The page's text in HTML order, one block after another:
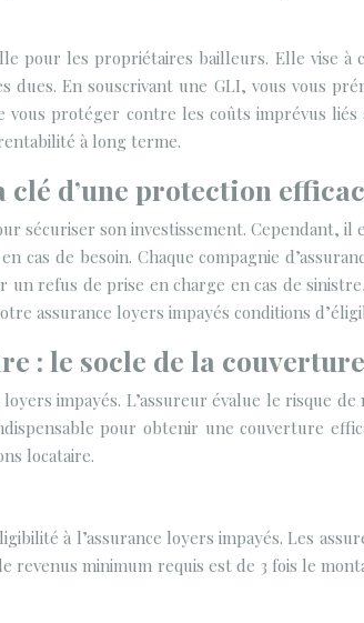
pour les propriétaires bailleurs. Elle vise
En souscrivant une GLI, vous vous
protéger contre les coûts imprévus
à long terme.
d’une protection
sécuriser son investissement. Cependant,
cas de besoin. Chaque compagnie
refus de prise en charge en cas de
assurance loyers impayés conditions
: le socle de la couverture
impayés. L’assureur évalue le risque
pour obtenir une couverture
locataire.
à l’assurance loyers impayés. Les
minimum requis est de 3 fois le